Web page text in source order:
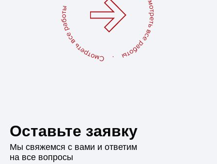
Мы свяжемся с вами и ответим
на все вопросы
Оставьте заявку